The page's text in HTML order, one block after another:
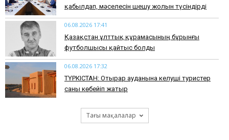
қабылдап, мәселесін шешу жолын түсіндірді
06.08.2026 17:41
Қазақстан ұлттық құрамасының бұрынғы
футболшысы қайтыс болды
06.08.2026 17:32
ТҮРКІСТАН: Отырар ауданына келуші туристер
саны көбейіп жатыр
Тағы мақалалар